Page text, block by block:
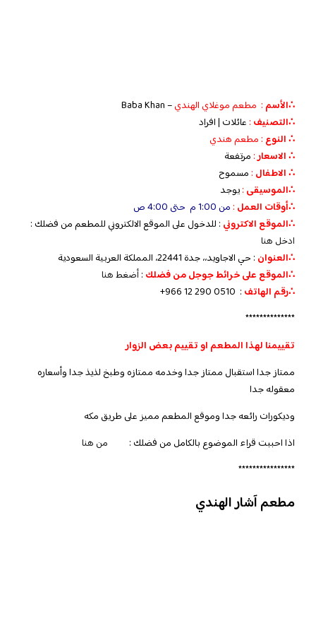
∴الأسم : مطعم موغلاي الهندي– Baba Khan
∴التصنيف : عائلات | افراد
∴ النوع : مطعم هندي
∴ الاسعار: مرتفعة
∴ الاطفال : مسموح
∴الموسيقى :يوجد
‏∴أوقات العمل : من 1:00 م حتى 4:00 ص
∴الموقع الاكتروني : للدخول على الموقع الالكتروني للمطعم من فضلك :
ادخل هنا
∴العنوان : حي الاجاويد،، جدة 22441، المملكة العربية السعودية
∴الموقع على خرائط جوجل من فضلك :أضغط هنا
∴رقم الهاتف :
+966 12 290 0510
**************
تقييمنا لهذا المطعم او تقييم بعض الزوار
ممتاز جدا استقبال ممتاز جدا وخدمه ممتازه وطبخ لذيذ جدا وأسعاره
معقوله جدا
وديكورات رائعه جدا وموقع المطعم مميز على طريق مكه
اذا احببت قراء الموضوع بالكامل من فضلك :
من هنا
****************
مطعم آشار الهندي